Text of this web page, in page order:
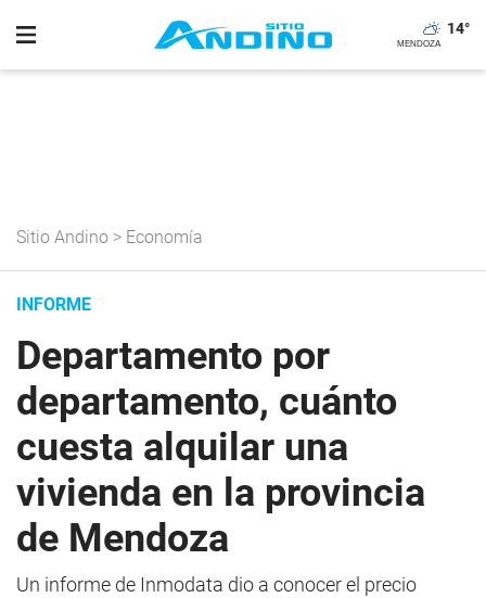
14°
Sitio Andino > Economía
INFORME
Departamento por
departamento, cuánto
cuesta alquilar una
vivienda en la provincia
de Mendoza
Un informe de Inmodata dio a conocer el precio